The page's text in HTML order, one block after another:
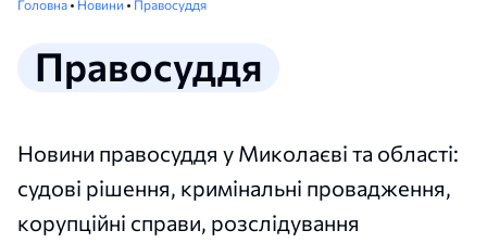
Головна • Новини • Правосуддя
Правосуддя
Новини правосуддя у Миколаєві та області:
судові рішення, кримінальні провадження,
корупційні справи, розслідування